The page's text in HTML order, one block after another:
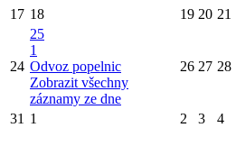
17 18 19 20 21
24
25
1
Odvoz popelnic
Zobrazit všechny
záznamy ze dne
26 27 28
31 1 2 3 4